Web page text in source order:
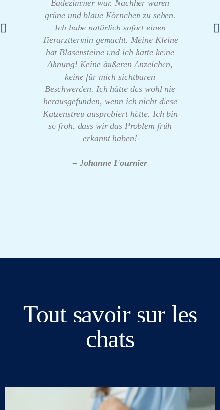
Badezimmer war. Nachher waren
grüne und blaue Körnchen zu sehen.
Ich habe natürlich sofort einen
Tierarzttermin gemacht. Meine Kleine
hat Blasensteine und ich hatte keine
Ahnung! Keine äußeren Anzeichen,
keine für mich sichtbaren
Beschwerden. Ich hätte das wohl nie
herausgefunden, wenn ich nicht diese
Katzenstreu ausprobiert hätte. Ich bin
so froh, dass wir das Problem früh
erkannt haben!
– Johanne Fournier
Tout savoir sur les
chats